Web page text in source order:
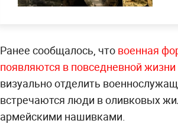
Ранее сообщалось, что военная
появляются в повседневной
визуально отделить
встречаются люди в оливковых
армейскими нашивками.